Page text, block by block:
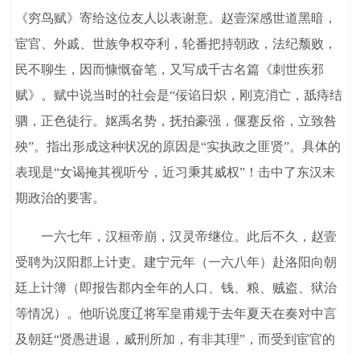
《穷鸟赋》寄给这位友人以表谢意。赵壹深感世道黑暗，
宦官、外戚、世族争权夺利，轮番把持朝政，法纪颓败，
民不聊生，因而慷慨奋笔，又写成千古名篇《刺世疾邪
赋》。赋中说当时的社会是“佞谄日炽，刚克消亡，舐痔结
驷，正色徒行。妪禹名势，抚拍豪强，偃蹇反俗，立致咎
殃”。指出形成这种状况的原因是“实执政之匪贤”。具体的
表现是“女谒掩其视听兮，近习秉其威权”！击中了东汉末
期政治的要害。
一六七年，汉桓帝崩，汉灵帝继位。此后不久，赵壹
受聘为汉阳郡上计吏。建宁元年（一六八年）赴洛阳向朝
廷上计簿（即报告郡内全年的人口、钱、粮、贼盗、狱治
等情况）。他听说度辽将军皇甫规于去年夏天在奏对中言
及朝廷“贤愚进退，威刑所加，有非其理”，而受到宦官的